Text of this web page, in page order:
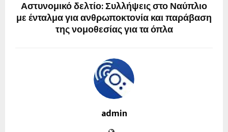
Αστυνομικό δελτίο: Συλλήψεις στο Ναύπλιο
με ένταλμα για ανθρωποκτονία και παράβαση
της νομοθεσίας για τα όπλα
admin